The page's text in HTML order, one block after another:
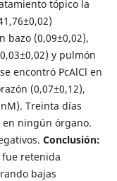
tópico la
bazo (0,09±0,02),
y pulmón
encontró PcAlCl en
(0,07±0,12),
Treinta días
en ningún órgano.
Conclusión:
fue retenida
bajas